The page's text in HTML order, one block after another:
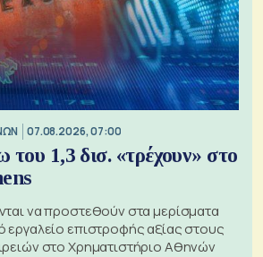
07.08.2026, 07:00
1,3 δισ. «τρέχουν» στο
να προστεθούν στα μερίσματα
εργαλείο επιστροφής αξίας στους
στο Χρηματιστήριο Αθηνών